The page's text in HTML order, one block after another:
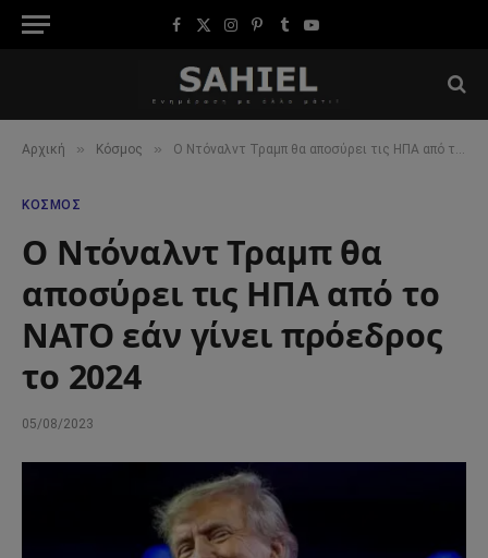
Facebook
X
Instagram
Pinterest
TumblrYouTube
Αρχική » Κόσμος » Ο Ντόναλντ Τραμπ θα αποσύρει τις ΗΠΑ από το ΝΑΤΟ εάν γίνει πρόεδρος το 2024
ΚΌΣΜΟΣ
Ο Ντόναλντ Τραμπ θα
αποσύρει τις ΗΠΑ από το
ΝΑΤΟ εάν γίνει πρόεδρος
το 2024
05/08/2023